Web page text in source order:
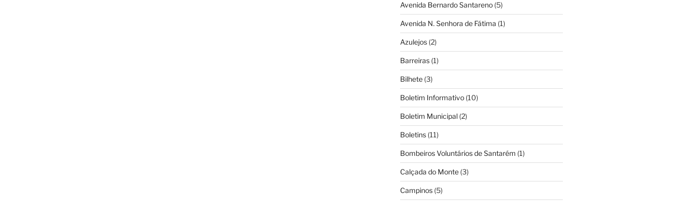
Avenida Bernardo Santareno(5)
Avenida N. Senhora de Fátima (1)
Azulejos(2)
Barreiras(1)
Bilhete(3)
Boletim Informativo(10)
Boletim Municipal(2)
Boletins(11)
Bombeiros Voluntários de Santarém (1)
Calçada do Monte(3)
Campinos(5)